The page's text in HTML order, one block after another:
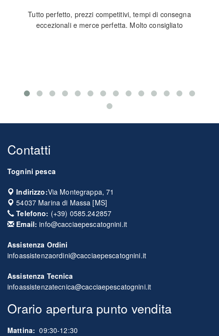
Tutto perfetto, prezzi competitivi, tempi di consegna
eccezionali e merce perfetta. Molto consigliato
Contatti
Tognini pesca
Indirizzo:Via Montegrappa, 71
54037 Marina di Massa [MS]
Telefono: (+39) 0585.242857
Email: info@cacciaepescatognini.it
Assistenza Ordini
infoassistenzaordini@cacciaepescatognini.it
Assistenza Tecnica
infoassistenzatecnica@cacciaepescatognini.it
Orario apertura punto vendita
Mattina: 09:30-12:30